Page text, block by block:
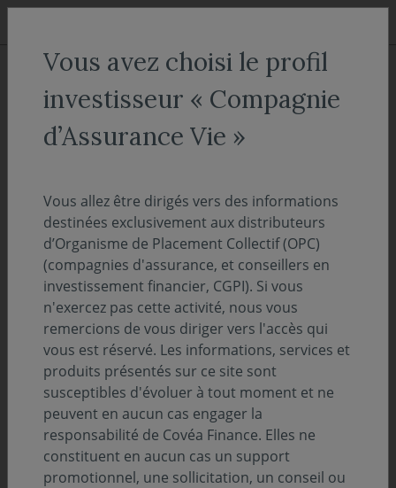
Aller au menu
Aller au contenu
ACCUEIL Nos fonds
Covéa Actions Investissement
Actions & Mixtes
ISIN :FR0007497789
Valeur liquidative au 06/08/2026 : 15094.20€
Sélectionnez une part
ACCÈS DIRECT
Description
Vous avez choisi le profil
investisseur « Compagnie
d’Assurance Vie »
Vous allez être dirigés vers des informations
destinées exclusivement aux distributeurs
d’Organisme de Placement Collectif (OPC)
(compagnies d'assurance, et conseillers en
investissement financier, CGPI). Si vous
n'exercez pas cette activité, nous vous
remercions de vous diriger vers l'accès qui
vous est réservé. Les informations, services et
produits présentés sur ce site sont
susceptibles d'évoluer à tout moment et ne
peuvent en aucun cas engager la
responsabilité de Covéa Finance. Elles ne
constituent en aucun cas un support
promotionnel, une sollicitation, un conseil ou